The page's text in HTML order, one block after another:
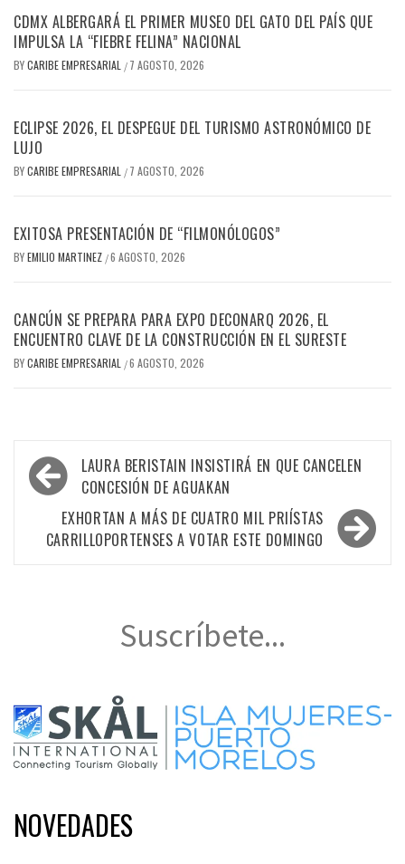
CDMX ALBERGARÁ EL PRIMER MUSEO DEL GATO DEL PAÍS QUE
IMPULSA LA “FIEBRE FELINA” NACIONAL
BYCARIBE EMPRESARIAL / 7 AGOSTO, 2026
ECLIPSE 2026, EL DESPEGUE DEL TURISMO ASTRONÓMICO DE
LUJO
BYCARIBE EMPRESARIAL / 7 AGOSTO, 2026
EXITOSA PRESENTACIÓN DE “FILMONÓLOGOS”
BYEMILIO MARTINEZ /6 AGOSTO, 2026
CANCÚN SE PREPARA PARA EXPO DECONARQ 2026, EL
ENCUENTRO CLAVE DE LA CONSTRUCCIÓN EN EL SURESTE
BYCARIBE EMPRESARIAL /6 AGOSTO, 2026
Navegación
de
entradas
LAURA BERISTAIN INSISTIRÁ EN QUE CANCELEN
CONCESIÓN DE AGUAKAN
EXHORTAN A MÁS DE CUATRO MIL PRIÍSTAS
CARRILLOPORTENSES A VOTAR ESTE DOMINGO
Suscríbete...
NOVEDADES